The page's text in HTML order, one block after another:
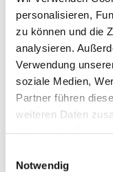
personalisieren,
zu können und die
analysieren.
Verwendung
soziale Medien,
Partner führen
weiteren Daten
Notwendig
Subgroup
Advisers,
Gov. elect
l
Mitglieder des
Deutschland:
• Axel von
• Johannes